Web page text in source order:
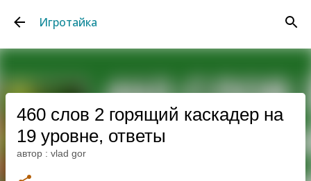
Игротайка
460 слов 2 горящий каскадер на
19 уровне, ответы
автор : vlad gor